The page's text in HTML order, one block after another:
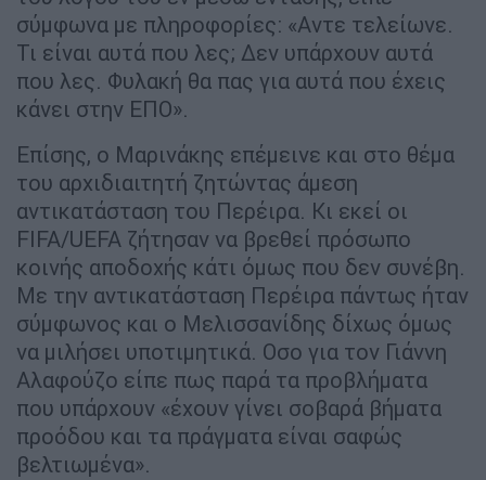
σύμφωνα με πληροφορίες: «Αντε τελείωνε.
Τι είναι αυτά που λες; Δεν υπάρχουν αυτά
που λες. Φυλακή θα πας για αυτά που έχεις
κάνει στην ΕΠΟ».
Επίσης, ο Μαρινάκης επέμεινε και στο θέμα
του αρχιδιαιτητή ζητώντας άμεση
αντικατάσταση του Περέιρα. Κι εκεί οι
FIFA/UEFA ζήτησαν να βρεθεί πρόσωπο
κοινής αποδοχής κάτι όμως που δεν συνέβη.
Με την αντικατάσταση Περέιρα πάντως ήταν
σύμφωνος και ο Μελισσανίδης δίχως όμως
να μιλήσει υποτιμητικά. Οσο για τον Γιάννη
Αλαφούζο είπε πως παρά τα προβλήματα
που υπάρχουν «έχουν γίνει σοβαρά βήματα
προόδου και τα πράγματα είναι σαφώς
βελτιωμένα».